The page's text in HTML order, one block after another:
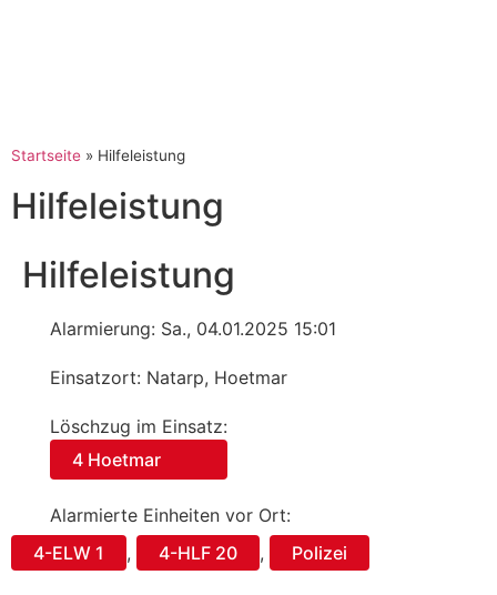
Startseite » Hilfeleistung
Hilfeleistung
Hilfeleistung
Alarmierung: Sa., 04.01.2025 15:01
Einsatzort: Natarp, Hoetmar
Löschzug im Einsatz:
4 Hoetmar
Alarmierte Einheiten vor Ort:
4-ELW 1
, 4-HLF 20 , Polizei